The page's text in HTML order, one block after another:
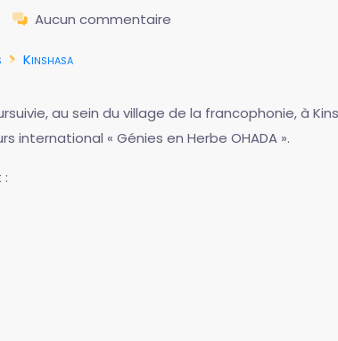
Aucun commentaire
Kinshasa
au sein du village de la francophonie, à
international « Génies en Herbe OHADA ».